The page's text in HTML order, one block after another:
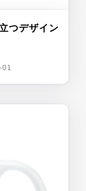
つデザイン
01